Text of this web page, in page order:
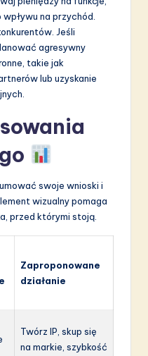
na przychód.
Jeśli
agresywny
takie jak
lub uzyskanie
swoje wnioski i
wizualny pomaga
przed którymi stoją.
Zaproponowane
działanie
Twórz IP, skup się
na markie, szybkość